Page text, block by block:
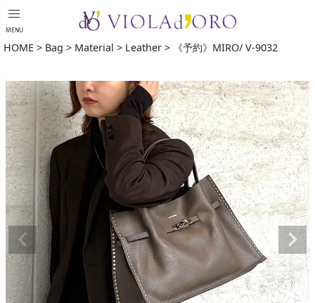
menu
MENU
HOME Bag Material Leather 《予約》MIRO/ V-9032